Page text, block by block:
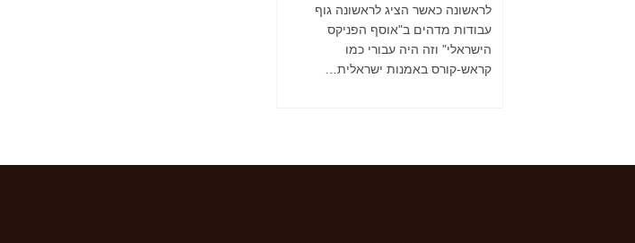
לראשונה כאשר הציג לראשונה גוף
עבודות מדהים ב"אוסף הפניקס
הישראלי" וזה היה עבורי כמו
קראש-קורס באמנות ישראלית…